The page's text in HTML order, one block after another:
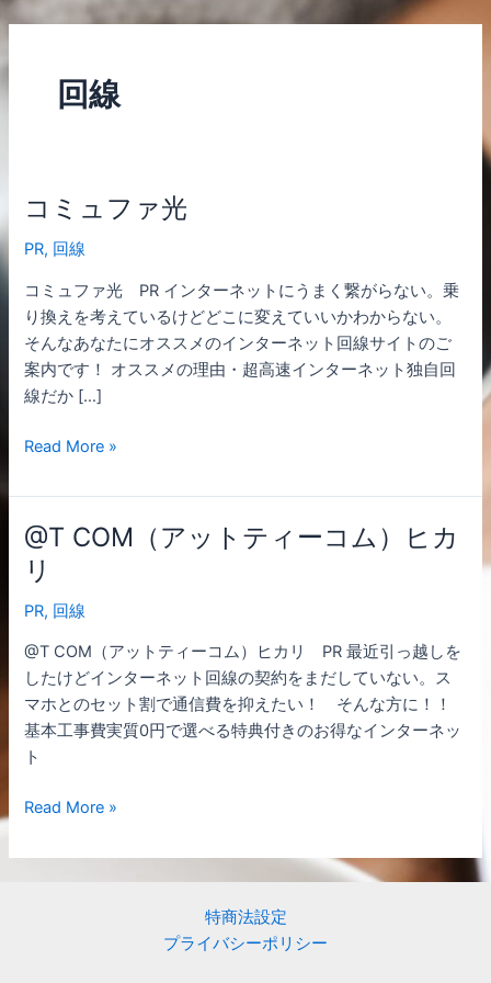
容
を
ス
回線
コミュファ光
PR, 回線
コミュファ光 PR インターネットにうまく繋がらない。乗
り換えを考えているけどどこに変えていいかわからない。
そんなあなたにオススメのインターネット回線サイトのご
案内です！ オススメの理由・超高速インターネット独自回
線だか […]
コ
ュ
フ
ァ
光
Read More »
@T COM（アットティーコム）ヒカ
リ
PR, 回線
@T COM（アットティーコム）ヒカリ PR 最近引っ越しを
したけどインターネット回線の契約をまだしていない。ス
マホとのセット割で通信費を抑えたい！ そんな方に！！
基本工事費実質0円で選べる特典付きのお得なインターネッ
ト
@T
COM（ア
ッ
ト
ィ
ー
コ
ム）
ヒ
カ
Read More »
特商法設定
プライバシーポリシー